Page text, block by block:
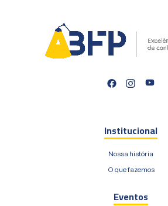
Institucional
Nossa história
O que fazemos
Eventos